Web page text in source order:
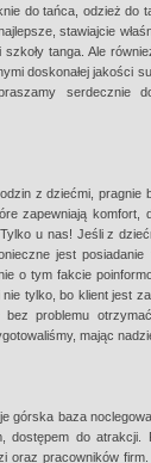
do tańca, odzież do
stawiajcie
tanga. Ale
doskonałej jakości
serdecznie
z dziećmi,
zapewniają komfort,
u nas! Jeśli z
jest
o tym fakcie
tylko, bo klient jest
problemu
mając
górska baza
dostępem do
oraz pracowników